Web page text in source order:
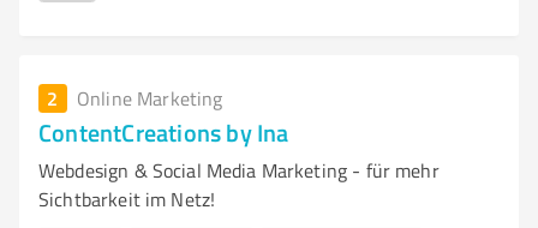
2 Online Marketing
ContentCreations by Ina
Webdesign & Social Media Marketing - für mehr
Sichtbarkeit im Netz!